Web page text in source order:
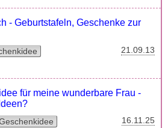
- Geburtstafeln, Geschenke zur
21.09.13
für meine wunderbare Frau -
16.11.25